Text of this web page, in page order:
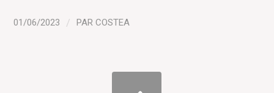
01/06/2023 / PARCOSTEA